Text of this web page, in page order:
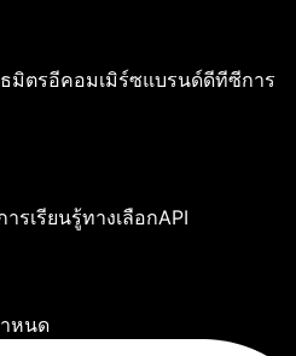
มิตรอีคอมเมิร์ซแบรนด์ดีทีซีการ
รเรียนรู้ทางเลือกAPI
หนด